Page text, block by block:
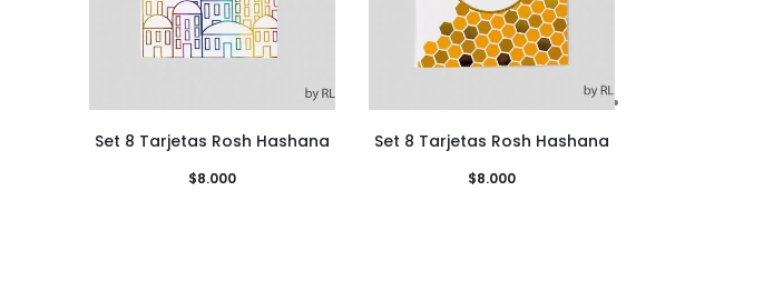
Set 8 Tarjetas Rosh Hashana
$8.000
Set 8 Tarjetas Rosh Hashana
$8.000